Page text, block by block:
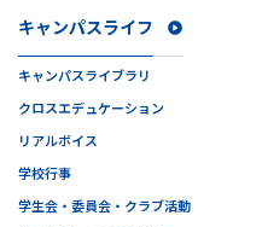
キャンパスライフ
キャンパスライブラリ
クロスエデュケーション
リアルボイス
学校行事
学生会・委員会・クラブ活動